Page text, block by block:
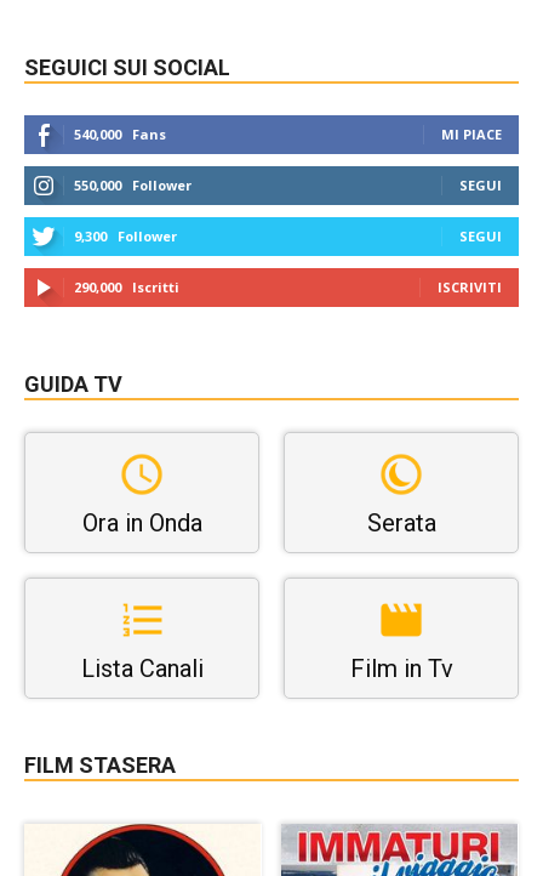
SEGUICI SUI SOCIAL
540,000 Fans MI PIACE
550,000 Follower SEGUI
9,300 Follower SEGUI
290,000 Iscritti ISCRIVITI
GUIDA TV
Ora in Onda Serata
Lista Canali Film in Tv
FILM STASERA